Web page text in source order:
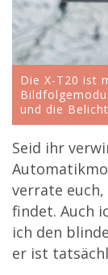
Die X-T20 ist
und die
Seid ihr
verrate
findet. Auch
ich den
er ist